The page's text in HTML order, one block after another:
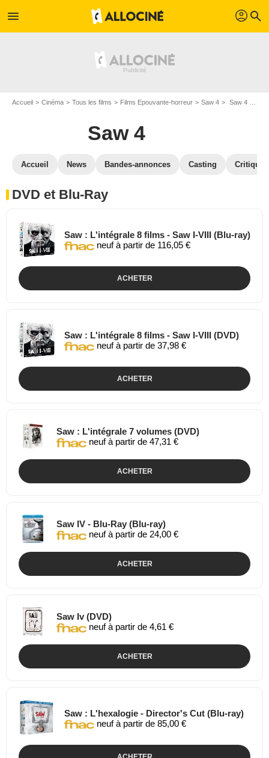
menu profil search
Accueil Cinéma Tous les films Films Epouvante-horreur Saw 4 Saw 4 en DVD Blu Ray
Saw 4
Accueil News Bandes-annonces Casting
DVD et Blu-Ray
Saw : L'intégrale 8 films - Saw I-VIII (Blu-ray)
neuf à partir de 116,05 €
ACHETER
Saw : L'intégrale 8 films - Saw I-VIII (DVD)
neuf à partir de 37,98 €
ACHETER
Saw : L'intégrale 7 volumes (DVD)
neuf à partir de 47,31 €
ACHETER
Saw IV - Blu-Ray (Blu-ray)
neuf à partir de 24,00 €
ACHETER
Saw Iv (DVD)
neuf à partir de 4,61 €
ACHETER
Saw : L'hexalogie - Director's Cut (Blu-ray)
neuf à partir de 85,00 €